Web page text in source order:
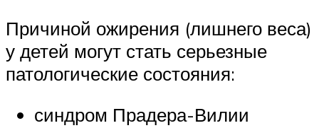
Причиной ожирения (лишнего веса)
у детей могут стать серьезные
патологические состояния:
синдром Прадера-Вилии